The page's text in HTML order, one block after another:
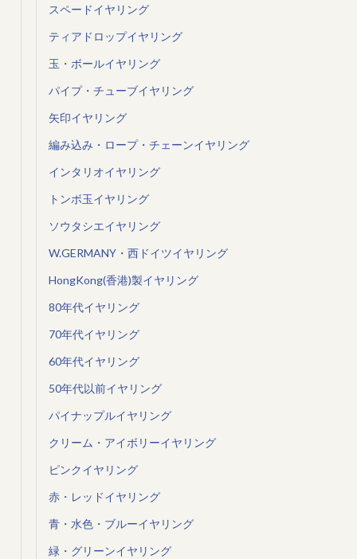
スペードイヤリング
ティアドロップイヤリング
玉・ボールイヤリング
パイプ・チューブイヤリング
矢印イヤリング
編み込み・ロープ・チェーンイヤリング
インタリオイヤリング
トンボ玉イヤリング
ソウタシエイヤリング
W.GERMANY・西ドイツイヤリング
HongKong(香港)製イヤリング
80年代イヤリング
70年代イヤリング
60年代イヤリング
50年代以前イヤリング
パイナップルイヤリング
クリーム・アイボリーイヤリング
ピンクイヤリング
赤・レッドイヤリング
青・水色・ブルーイヤリング
緑・グリーンイヤリング